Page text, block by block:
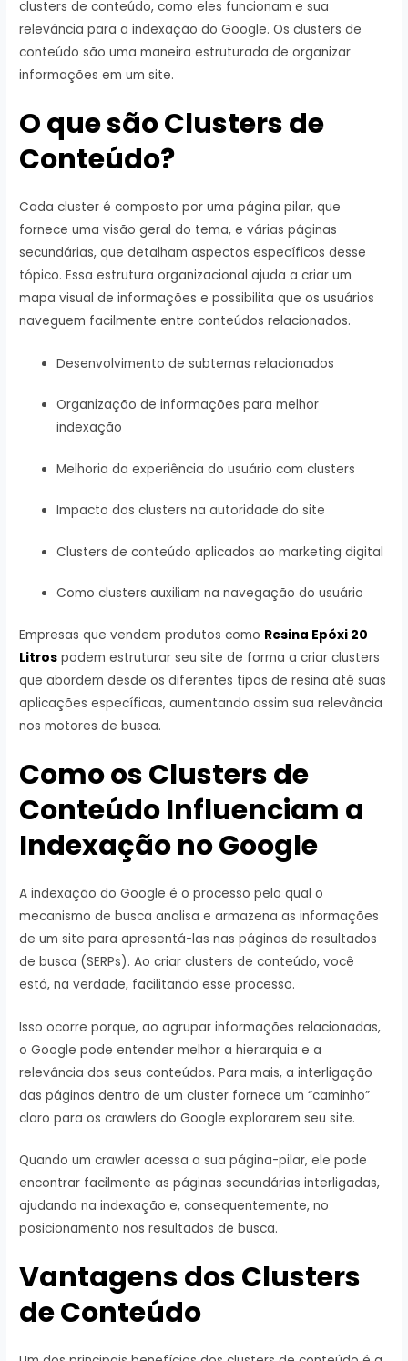
clusters de conteúdo, como eles funcionam e sua
relevância para a indexação do Google. Os clusters de
conteúdo são uma maneira estruturada de organizar
informações em um site.
O que são Clusters de
Conteúdo?
Cada cluster é composto por uma página pilar, que
fornece uma visão geral do tema, e várias páginas
secundárias, que detalham aspectos específicos desse
tópico. Essa estrutura organizacional ajuda a criar um
mapa visual de informações e possibilita que os usuários
naveguem facilmente entre conteúdos relacionados.
Desenvolvimento de subtemas relacionados
Organização de informações para melhor
indexação
Melhoria da experiência do usuário com clusters
Impacto dos clusters na autoridade do site
Clusters de conteúdo aplicados ao marketing digital
Como clusters auxiliam na navegação do usuário
Empresas que vendem produtos como Resina Epóxi 20
Litros podem estruturar seu site de forma a criar clusters
que abordem desde os diferentes tipos de resina até suas
aplicações específicas, aumentando assim sua relevância
nos motores de busca.
Como os Clusters de
Conteúdo Influenciam a
Indexação no Google
A indexação do Google é o processo pelo qual o
mecanismo de busca analisa e armazena as informações
de um site para apresentá-las nas páginas de resultados
de busca (SERPs). Ao criar clusters de conteúdo, você
está, na verdade, facilitando esse processo.
Isso ocorre porque, ao agrupar informações relacionadas,
o Google pode entender melhor a hierarquia e a
relevância dos seus conteúdos. Para mais, a interligação
das páginas dentro de um cluster fornece um “caminho”
claro para os crawlers do Google explorarem seu site.
Quando um crawler acessa a sua página-pilar, ele pode
encontrar facilmente as páginas secundárias interligadas,
ajudando na indexação e, consequentemente, no
posicionamento nos resultados de busca.
Vantagens dos Clusters
de Conteúdo